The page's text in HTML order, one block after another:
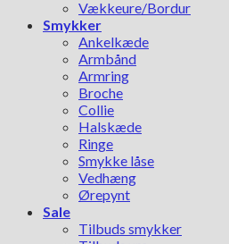
Vækkeure/Bordur
Smykker
Ankelkæde
Armbånd
Armring
Broche
Collie
Halskæde
Ringe
Smykke låse
Vedhæng
Ørepynt
Sale
Tilbuds smykker